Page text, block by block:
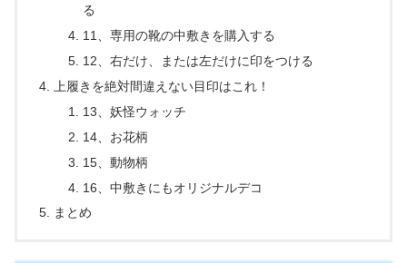
る
11、専用の靴の中敷きを購入する
12、右だけ、または左だけに印をつける
上履きを絶対間違えない目印はこれ！
13、妖怪ウォッチ
14、お花柄
15、動物柄
16、中敷きにもオリジナルデコ
まとめ